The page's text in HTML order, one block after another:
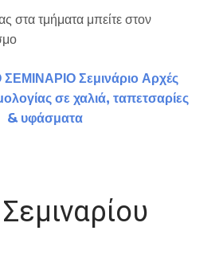
στα τμήματα μπείτε στον
Σεμινάριο Αρχές
σε χαλιά, ταπετσαρίες
& υφάσματα